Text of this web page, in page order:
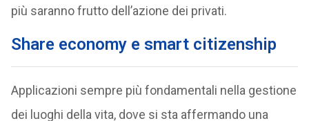
più saranno frutto dell’azione dei privati.
Share economy e smart citizenship
Applicazioni sempre più fondamentali nella gestione
dei luoghi della vita, dove si sta affermando una